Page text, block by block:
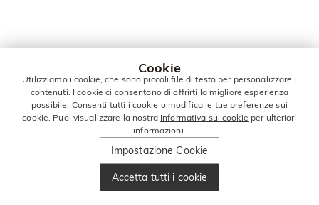
Cookie
Utilizziamo i cookie, che sono piccoli file di testo per personalizzare i
contenuti. I cookie ci consentono di offrirti la migliore esperienza
possibile. Consenti tutti i cookie o modifica le tue preferenze sui
cookie. Puoi visualizzare la nostra Informativa sui cookie per ulteriori
informazioni.
Impostazione Cookie
Accetta tutti i cookie